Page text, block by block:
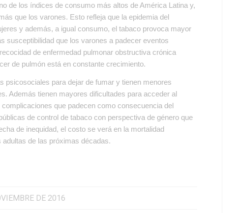
de los índices de consumo más altos de América Latina y,
que los varones. Esto refleja que la epidemia del
y además, a igual consumo, el tabaco provoca mayor
susceptibilidad que los varones a padecer eventos
de enfermedad pulmonar obstructiva crónica
de pulmón está en constante crecimiento.
psicosociales para dejar de fumar y tienen menores
Además tienen mayores dificultades para acceder al
que padecen como consecuencia del
de control de tabaco con perspectiva de género que
de inequidad, el costo se verá en la mortalidad
de las próximas décadas.
DE 2016